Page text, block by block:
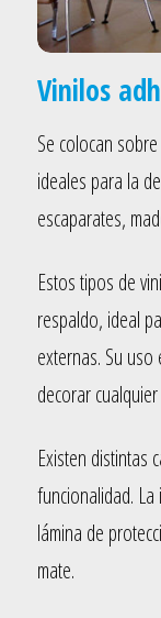
Vinilos
Se colocan
ideales para la
escaparates,
Estos tipos de
respaldo, ideal
externas. Su
decorar
Existen distintas
funcionalidad.
lámina de
mate.